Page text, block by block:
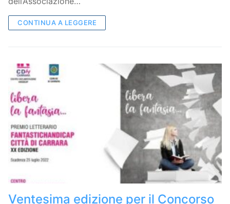
CONTINUA A LEGGERE
Ventesima edizione per il Concorso